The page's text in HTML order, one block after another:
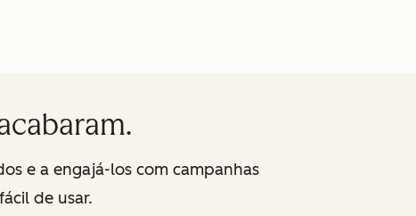
e a engajá-los com campanhas
de usar.